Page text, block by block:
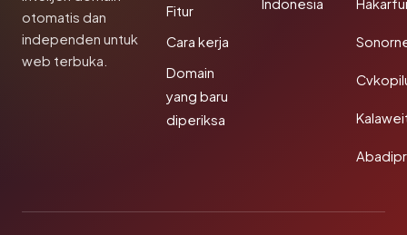
otomatis dan
independen untuk
web terbuka.
Fitur
Cara kerja
Domain
yang baru
diperiksa
Indonesia